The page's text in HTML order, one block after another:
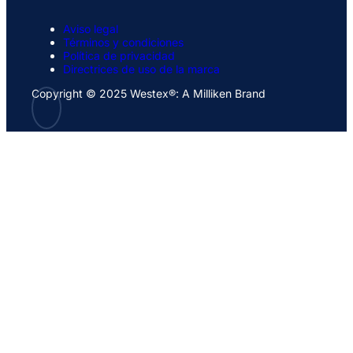
Aviso legal
Términos y condiciones
Política de privacidad
Directrices de uso de la marca
Copyright © 2025 Westex®: A Milliken Brand